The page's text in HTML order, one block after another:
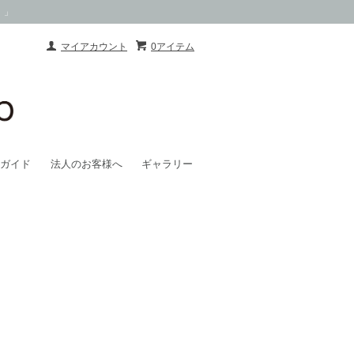
0アイテム
マイアカウント
イド 法人のお客様へ ギャラリー